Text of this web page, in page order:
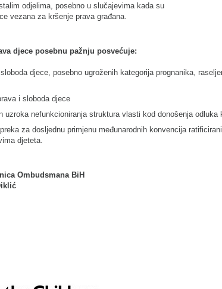
odjelima, posebno u slučajevima kada su
vezana za kršenje prava građana.
djece posebnu pažnju posvećuje:
djece, posebno ugroženih kategorija prognanika,
i sloboda djece
uzroka nefunkcioniranja struktura vlasti kod donošenja odluka
za dosljednu primjenu međunarodnih konvencija
djeteta.
Ombudsmana BiH